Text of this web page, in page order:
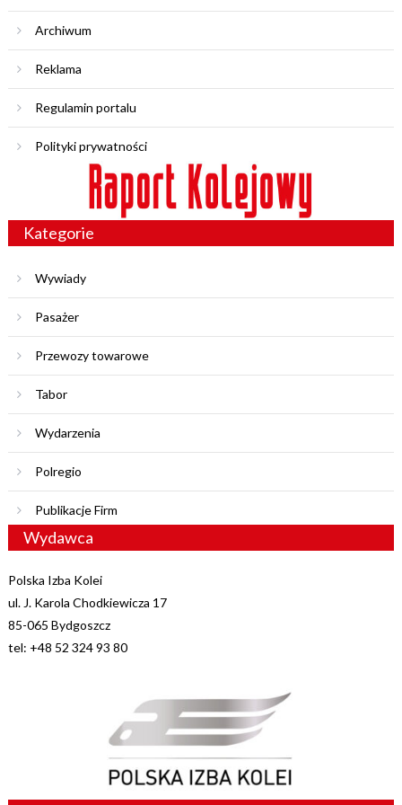
Archiwum
Reklama
Regulamin portalu
Polityki prywatności
Kategorie
Wywiady
Pasażer
Przewozy towarowe
Tabor
Wydarzenia
Polregio
Publikacje Firm
Wydawca
Polska Izba Kolei
ul. J. Karola Chodkiewicza 17
85-065 Bydgoszcz
tel: +48 52 324 93 80